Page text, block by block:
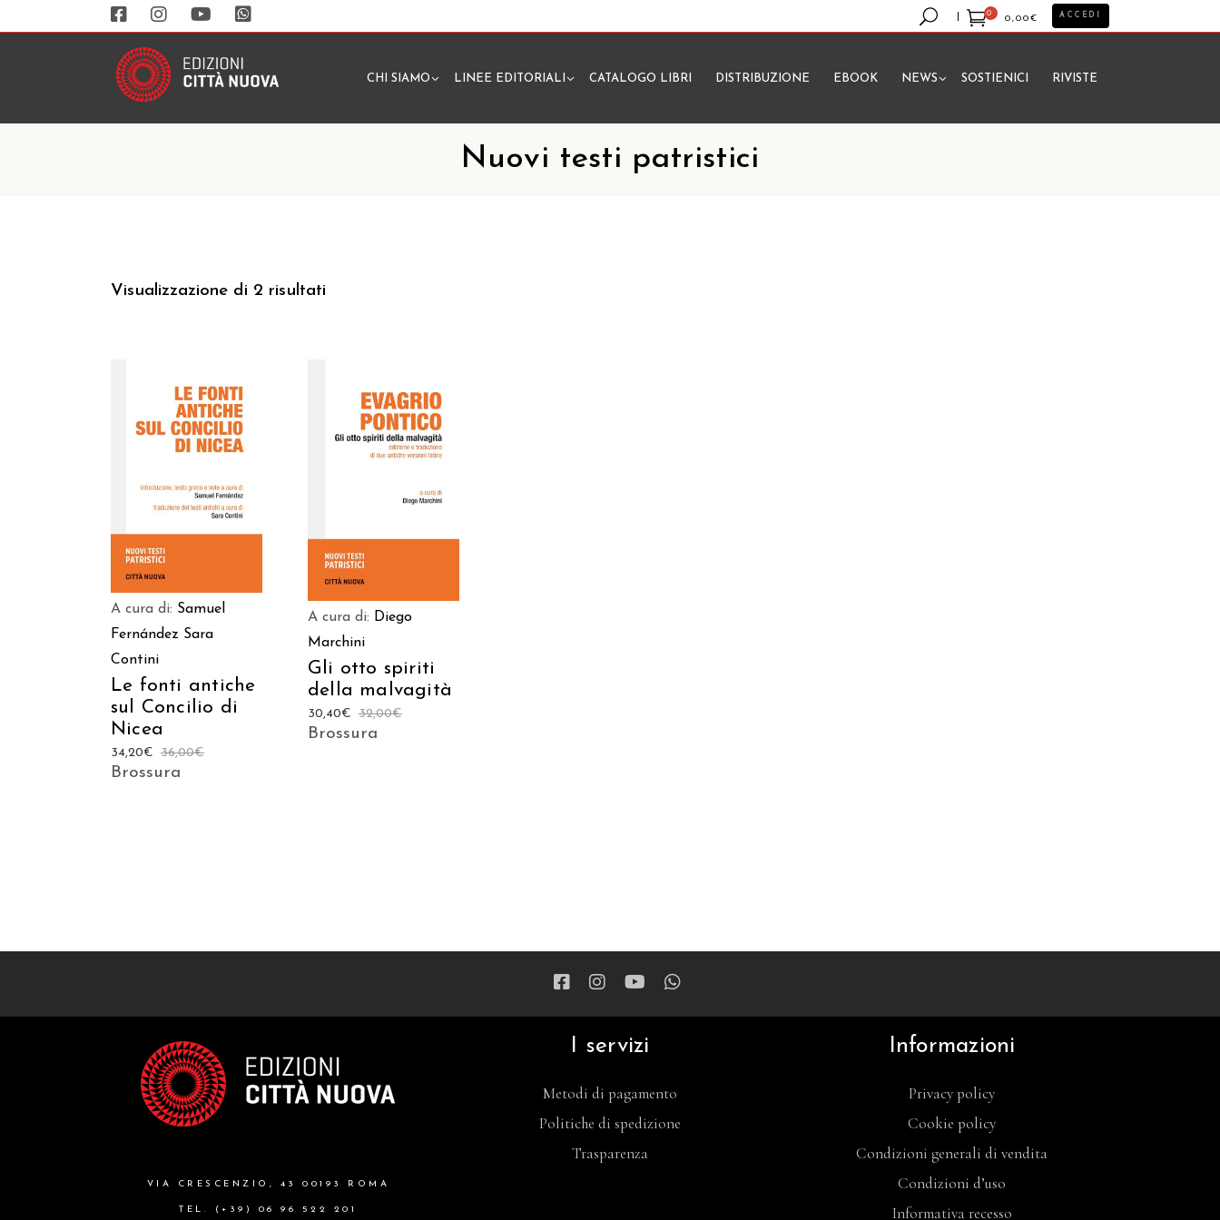
0
0,00€
Nessun prodotto nel carrello.
ACCEDI
CHI SIAMO LINEE EDITORIALI CATALOGO LIBRI DISTRIBUZIONE EBOOK NEWS SOSTIENICI RIVISTE
Nuovi testi patristici
Visualizzazione di 2 risultati
A cura di: Samuel
Fernández Sara
Contini
Le fonti antiche
sul Concilio di
Nicea
36,00€
34,20€
Brossura
A cura di: Diego
Marchini
Gli otto spiriti
della malvagità
32,00€
30,40€
Brossura
VIA CRESCENZIO, 43 00193 ROMA
TEL. (+39) 06 96 522 201
I servizi
Metodi di pagamento
Politiche di spedizione
Trasparenza
Informazioni
Privacy policy
Cookie policy
Condizioni generali di vendita
Condizioni d’uso
Informativa recesso